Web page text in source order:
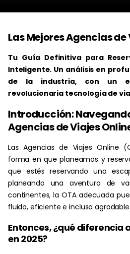
Las Mejores Agencias
Tu Guía Definitiva para
Inteligente. Un análisis en
de la industria, con un
revolucionaria tecnología de
Introducción:
Agencias de Viajes
Las Agencias de Viajes Online
forma en que planeamos y
que estés reservando una
planeando una aventura de
continentes, la OTA adecuada
fluido, eficiente e incluso agradable.
Entonces, ¿qué diferencia
en 2025?